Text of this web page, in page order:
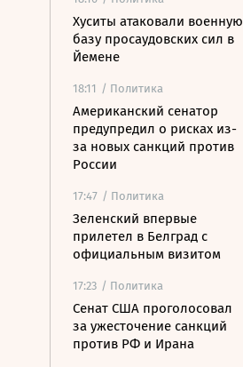
Хуситы атаковали военную
базу просаудовских сил в
Йемене
18:11 / Политика
Американский сенатор
предупредил о рисках из-
за новых санкций против
России
17:47 / Политика
Зеленский впервые
прилетел в Белград с
официальным визитом
17:23 / Политика
Сенат США проголосовал
за ужесточение санкций
против РФ и Ирана